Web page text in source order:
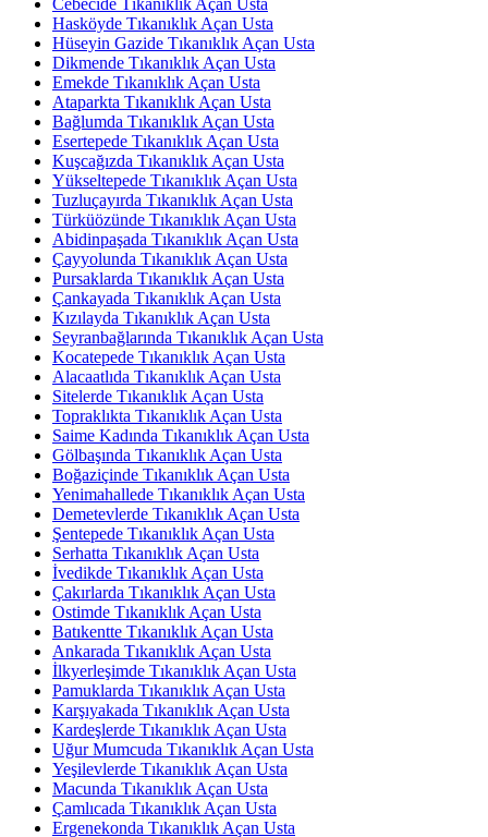
Cebecide Tıkanıklık Açan Usta
Hasköyde Tıkanıklık Açan Usta
Hüseyin Gazide Tıkanıklık Açan Usta
Dikmende Tıkanıklık Açan Usta
Emekde Tıkanıklık Açan Usta
Ataparkta Tıkanıklık Açan Usta
Bağlumda Tıkanıklık Açan Usta
Esertepede Tıkanıklık Açan Usta
Kuşcağızda Tıkanıklık Açan Usta
Yükseltepede Tıkanıklık Açan Usta
Tuzluçayırda Tıkanıklık Açan Usta
Türküözünde Tıkanıklık Açan Usta
Abidinpaşada Tıkanıklık Açan Usta
Çayyolunda Tıkanıklık Açan Usta
Pursaklarda Tıkanıklık Açan Usta
Çankayada Tıkanıklık Açan Usta
Kızılayda Tıkanıklık Açan Usta
Seyranbağlarında Tıkanıklık Açan Usta
Kocatepede Tıkanıklık Açan Usta
Alacaatlıda Tıkanıklık Açan Usta
Sitelerde Tıkanıklık Açan Usta
Topraklıkta Tıkanıklık Açan Usta
Saime Kadında Tıkanıklık Açan Usta
Gölbaşında Tıkanıklık Açan Usta
Boğaziçinde Tıkanıklık Açan Usta
Yenimahallede Tıkanıklık Açan Usta
Demetevlerde Tıkanıklık Açan Usta
Şentepede Tıkanıklık Açan Usta
Serhatta Tıkanıklık Açan Usta
İvedikde Tıkanıklık Açan Usta
Çakırlarda Tıkanıklık Açan Usta
Ostimde Tıkanıklık Açan Usta
Batıkentte Tıkanıklık Açan Usta
Ankarada Tıkanıklık Açan Usta
İlkyerleşimde Tıkanıklık Açan Usta
Pamuklarda Tıkanıklık Açan Usta
Karşıyakada Tıkanıklık Açan Usta
Kardeşlerde Tıkanıklık Açan Usta
Uğur Mumcuda Tıkanıklık Açan Usta
Yeşilevlerde Tıkanıklık Açan Usta
Macunda Tıkanıklık Açan Usta
Çamlıcada Tıkanıklık Açan Usta
Ergenekonda Tıkanıklık Açan Usta